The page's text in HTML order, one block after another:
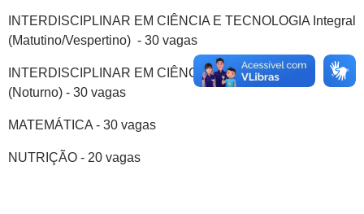
INTERDISCIPLINAR EM CIÊNCIA E TECNOLOGIA Integral
(Matutino/Vespertino) - 30 vagas
INTERDISCIPLINAR EM CIÊNCIA E TECNOLOGIA
(Noturno) - 30 vagas
MATEMÁTICA - 30 vagas
NUTRIÇÃO - 20 vagas